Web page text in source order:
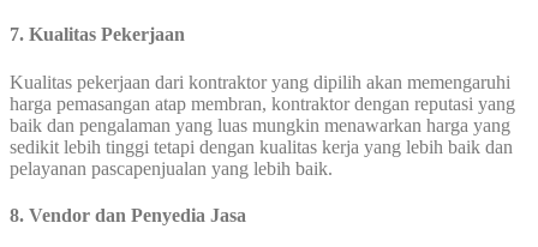
7. Kualitas Pekerjaan
Kualitas pekerjaan dari kontraktor yang dipilih akan memengaruhi
harga pemasangan atap membran, kontraktor dengan reputasi yang
baik dan pengalaman yang luas mungkin menawarkan harga yang
sedikit lebih tinggi tetapi dengan kualitas kerja yang lebih baik dan
pelayanan pascapenjualan yang lebih baik.
8. Vendor dan Penyedia Jasa